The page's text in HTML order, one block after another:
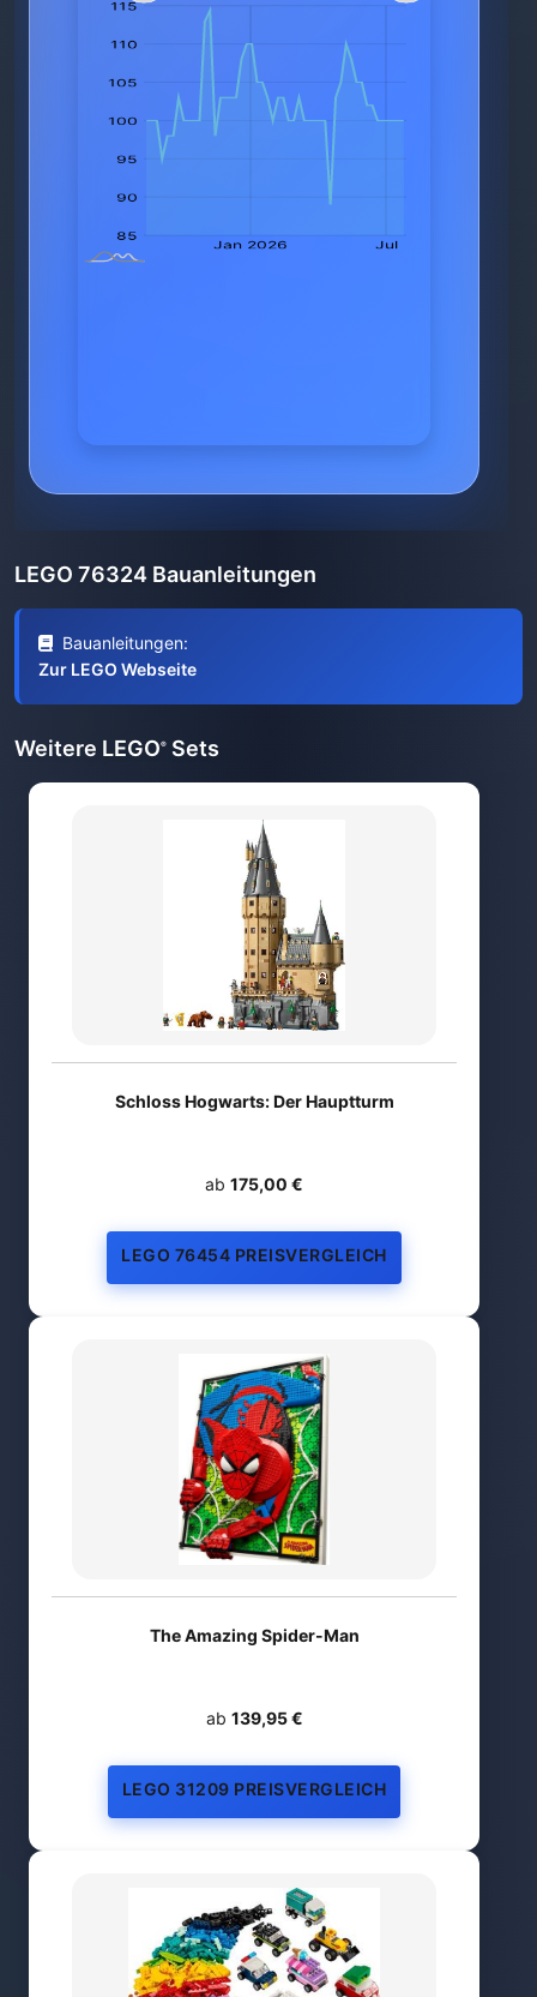
LEGO 76324 Bauanleitungen
Bauanleitungen:
Zur LEGO Webseite
Weitere LEGO® Sets
Schloss Hogwarts: Der Hauptturm
ab 175,00 €
LEGO 76454 PREISVERGLEICH
The Amazing Spider-Man
ab 139,95 €
LEGO 31209 PREISVERGLEICH